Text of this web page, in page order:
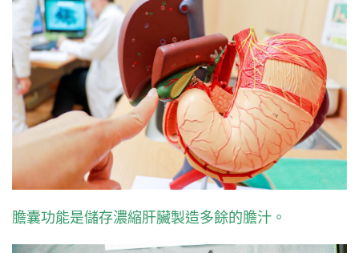
膽囊功能是儲存濃縮肝臟製造多餘的膽汁。